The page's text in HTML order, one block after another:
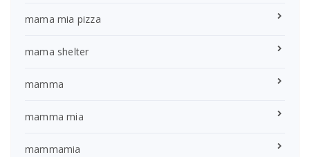
mama mia pizza
mama shelter
mamma
mamma mia
mammamia